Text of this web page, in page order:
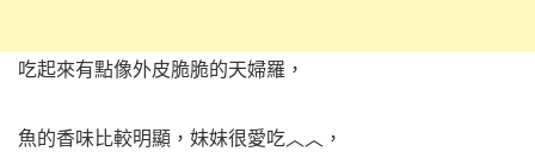
吃起來有點像外皮脆脆的天婦羅，
魚的香味比較明顯，妹妹很愛吃︿︿，